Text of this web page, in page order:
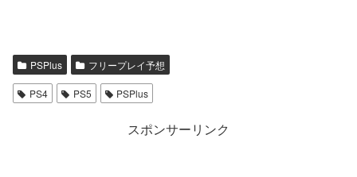
PSPlus フリープレイ予想
PS4 PS5 PSPlus
スポンサーリンク